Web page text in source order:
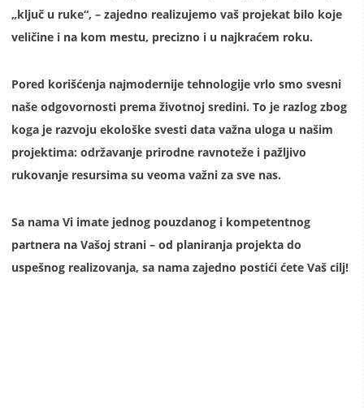
„ključ u ruke“, – zajedno realizujemo vaš projekat bilo koje
veličine i na kom mestu, precizno i u najkraćem roku.
Pored korišćenja najmodernije tehnologije vrlo smo svesni
naše odgovornosti prema životnoj sredini. To je razlog zbog
koga je razvoju ekološke svesti data važna uloga u našim
projektima: održavanje prirodne ravnoteže i pažljivo
rukovanje resursima su veoma važni za sve nas.
Sa nama Vi imate jednog pouzdanog i kompetentnog
partnera na Vašoj strani – od planiranja projekta do
uspešnog realizovanja, sa nama zajedno postići ćete Vaš cilj!